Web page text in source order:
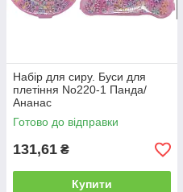
Набір для сиру. Буси для
плетіння No220-1 Панда/
Ананас
Готово до відправки
131,61 ₴
Купити